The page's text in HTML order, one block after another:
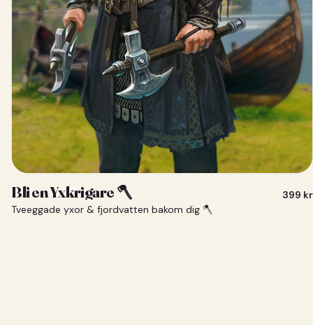
Bli en Yxkrigare 🪓
Tveeggade yxor & fjordvatten bakom dig 🪓
399 kr